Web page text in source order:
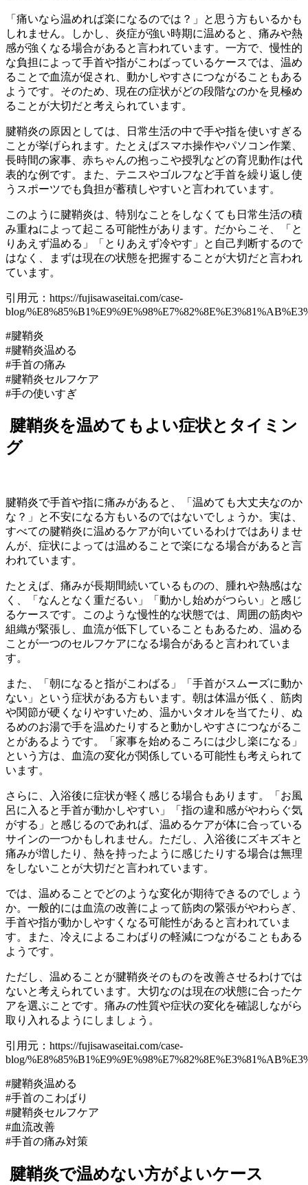
「痛いなら温めれば楽になるのでは？」と思う方もいるかも
しれません。しかし、炎症が強い時期に温めると、痛みや熱
感が強くなる場合があると言われています。一方で、慢性的
な負担によって手首や指がこわばっているケースでは、温め
ることで血流が促され、動かしやすさにつながることもある
ようです。そのため、現在の症状がどの段階なのかを見極め
ることが大切だと考えられています。
腱鞘炎の原因としては、日常生活の中で手や指を使いすぎる
ことが挙げられます。たとえばスマホ操作やパソコン作業、
長時間の家事、赤ちゃんの抱っこや授乳などの育児動作は代
表的な例です。また、テニスやゴルフなど手首を繰り返し使
うスポーツでも負担が蓄積しやすいと言われています。
このように腱鞘炎は、特別なことをしなくても日常生活の積
み重ねによって起こる可能性があります。だからこそ、「と
りあえず温める」「とりあえず冷やす」と自己判断するので
はなく、まずは現在の状態を把握することが大切だと言われ
ています。
引用元：https://fujisawaseitai.com/case-
blog/
#腱鞘炎
#腱鞘炎温める
#手首の痛み
#腱鞘炎セルフケア
#手の使いすぎ
腱鞘炎を温めてもよい症状とタイミン
グ
腱鞘炎で手首や指に痛みがあると、「温めても大丈夫なのか
な？」と不安になる方もいるのではないでしょうか。実は、
すべての腱鞘炎に温めるケアが向いているわけではありませ
んが、症状によっては温めることで楽になる場合があると言
われています。
たとえば、痛みが長期間続いているものの、腫れや熱感はな
く、「なんとなく重だるい」「動かし始めがつらい」と感じ
るケースです。このような慢性的な状態では、周囲の筋肉や
組織が緊張し、血流が低下していることもあるため、温める
ことが一つのセルフケアになる場合があると言われていま
す。
また、「朝になると指がこわばる」「手首がスムーズに動か
ない」という症状がある方もいます。朝は体温が低く、筋肉
や関節が硬くなりやすいため、温かいタオルを当てたり、ぬ
るめのお湯で手を温めたりすると動かしやすさにつながるこ
とがあるようです。「家事を始めるころには少し楽になる」
という方は、血流の変化が関係している可能性も考えられて
います。
さらに、入浴後に症状が軽く感じる場合もあります。「お風
呂に入ると手首が動かしやすい」「指の違和感がやわらぐ気
がする」と感じるのであれば、温めるケアが体に合っている
サインの一つかもしれません。ただし、入浴後にズキズキと
痛みが増したり、熱を持ったように感じたりする場合は無理
をしないことが大切だと言われています。
では、温めることでどのような変化が期待できるのでしょう
か。一般的には血流の改善によって筋肉の緊張がやわらぎ、
手首や指が動かしやすくなる可能性があると言われていま
す。また、冷えによるこわばりの軽減につながることもある
ようです。
ただし、温めることが腱鞘炎そのものを改善させるわけでは
ないと考えられています。大切なのは現在の状態に合ったケ
アを選ぶことです。痛みの性質や症状の変化を確認しながら
取り入れるようにしましょう。
引用元：https://fujisawaseitai.com/case-
blog/
#腱鞘炎温める
#手首のこわばり
#腱鞘炎セルフケア
#血流改善
#手首の痛み対策
腱鞘炎で温めない方がよいケース